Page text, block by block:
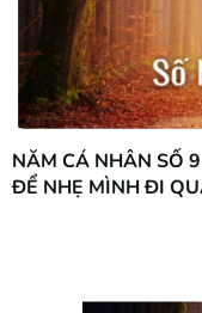
NĂM CÁ NHÂN SỐ
ĐỂ NHẸ MÌNH ĐI